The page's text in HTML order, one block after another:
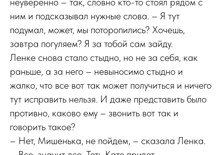
ним и подсказывал нужные слова. – Я тут
подумал, может, мы поторопились? Хочешь,
завтра погуляем? Я за тобой сам зайду.
Ленке снова стало стыдно, но не за себя, как
раньше, а за него – невыносимо стыдно и
жалко, что все вот так может получиться и ничего
тут исправить нельзя. И даже представить было
противно, каково ему – звонить вот так и
говорить такое?
– Нет, Мишенька, не пойдем, – сказала Ленка.